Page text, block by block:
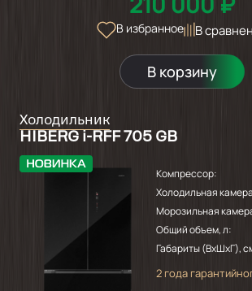
В избранное В
В корзину
Холодильник
HIBERG i-RFF 705 GB
Компрессор:
Холодильная
Морозильная
Общий объем, л:
Габариты (ВхШхГ),
2 года